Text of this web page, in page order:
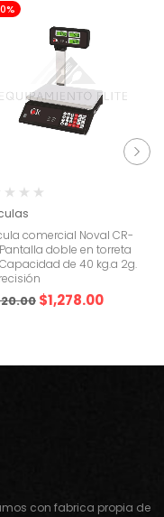
comercial Noval CR-
doble en torreta
de 40 kg.a 2g.
$1,278.00
con fabrica propia de